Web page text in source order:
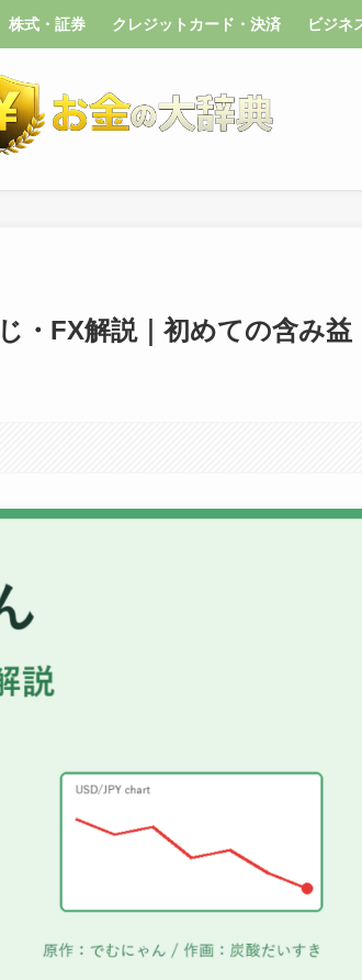
株式・証券 クレジットカード・決済 ビジネ
・FX解説｜初めての含み益